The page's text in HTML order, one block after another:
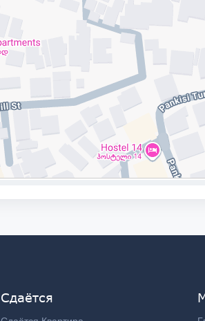
Сдаётся